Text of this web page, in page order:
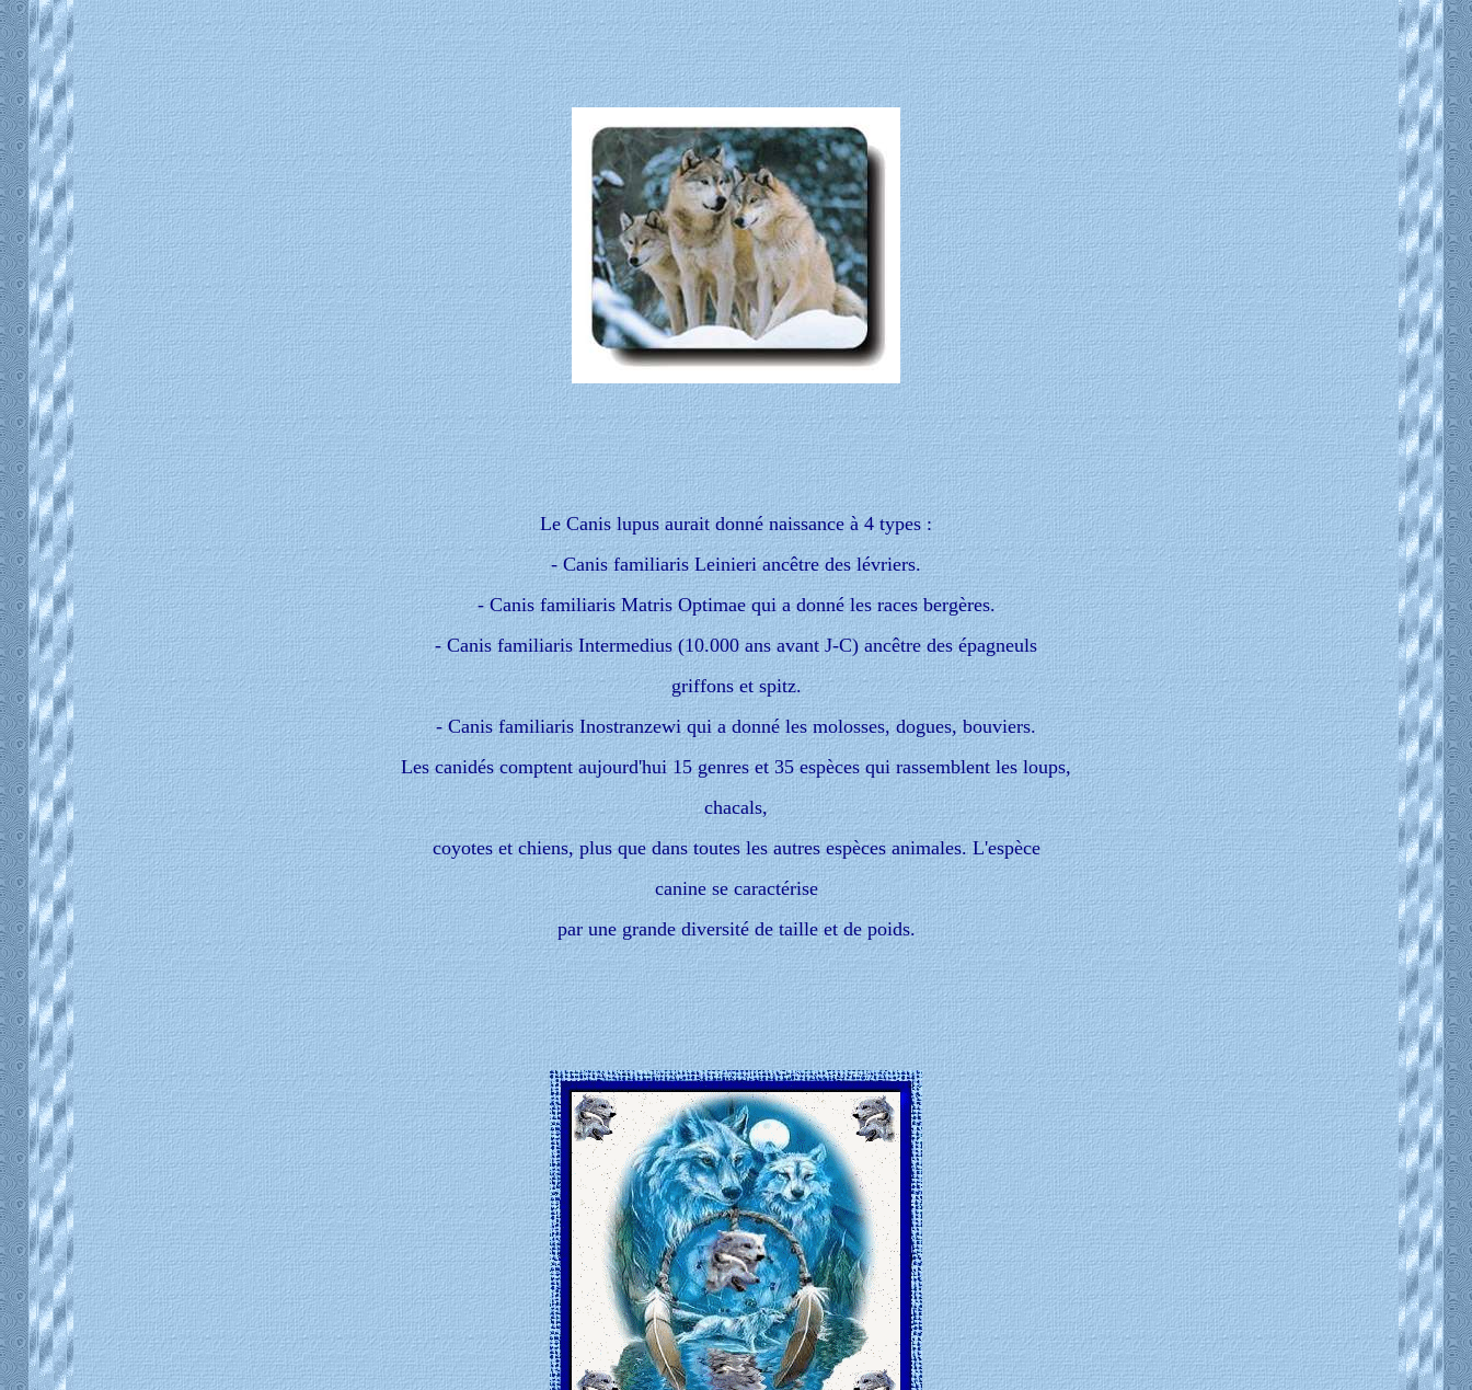
Le Canis lupus aurait donné naissance à 4 types:
- Canis familiaris Leinieri ancêtre des lévriers.
- Canis familiaris Matris Optimae qui a donné les races bergères.
- Canis familiaris Intermedius (10.000 ans avant J-C) ancêtre des épagneuls
griffons et spitz.
- Canis familiaris Inostranzewi qui a donné les molosses, dogues, bouviers.
Les canidés comptent aujourd'hui 15 genres et 35 espèces qui rassemblent les loups,
chacals,
coyotes et chiens, plus que dans toutes les autres espèces animales. L'espèce
canine se caractérise
par une grande diversité de taille et de poids.